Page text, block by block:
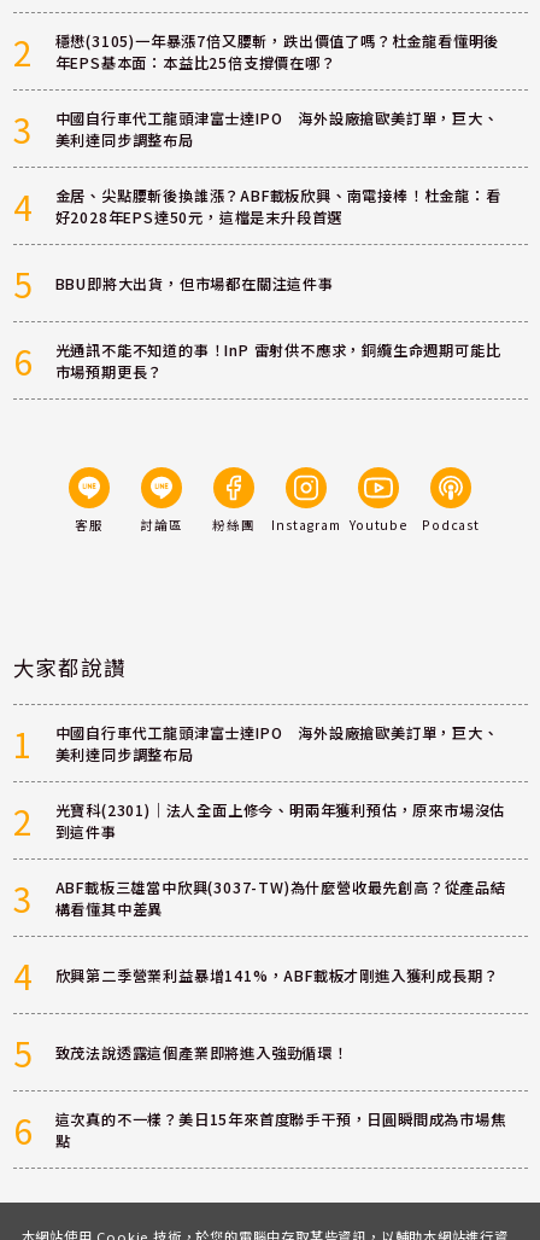
2
穩懋(3105)一年暴漲7倍又腰斬，跌出價值了嗎？杜金龍看懂明後
年EPS基本面：本益比25倍支撐價在哪？
3
中國自行車代工龍頭津富士達IPO 海外設廠搶歐美訂單，巨大、
美利達同步調整布局
4
金居、尖點腰斬後換誰漲？ABF載板欣興、南電接棒！杜金龍：看
好2028年EPS達50元，這檔是末升段首選
5 BBU即將大出貨，但市場都在關注這件事
6
光通訊不能不知道的事！InP 雷射供不應求，銅纜生命週期可能比
市場預期更長？
客服 討論區 粉絲團 Instagram Youtube Podcast
大家都說讚
1
中國自行車代工龍頭津富士達IPO 海外設廠搶歐美訂單，巨大、
美利達同步調整布局
2
光寶科(2301)｜法人全面上修今、明兩年獲利預估，原來市場沒估
到這件事
3
ABF載板三雄當中欣興(3037-TW)為什麼營收最先創高？從產品結
構看懂其中差異
4 欣興第二季營業利益暴增141%，ABF載板才剛進入獲利成長期？
5 致茂法說透露這個產業即將進入強勁循環！
6
這次真的不一樣？美日15年來首度聯手干預，日圓瞬間成為市場焦
點